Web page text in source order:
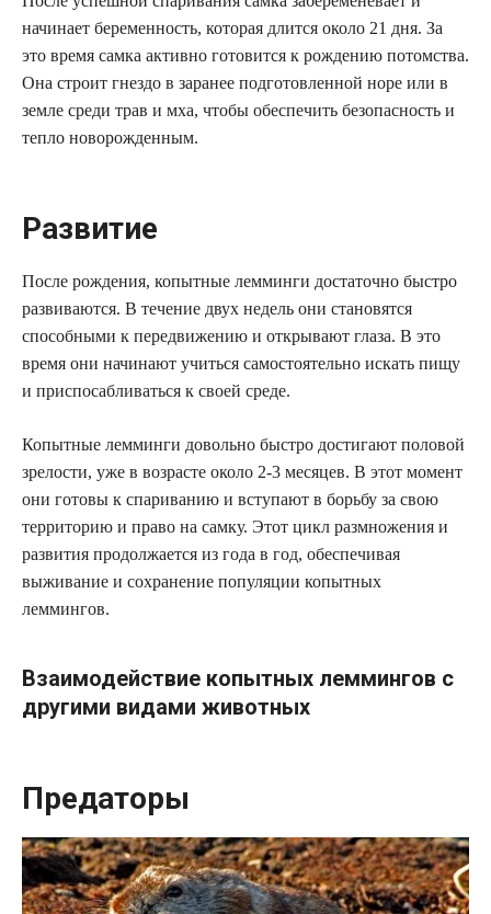
начинает беременность, которая длится около 21 дня. За
это время самка активно готовится к рождению потомства.
Она строит гнездо в заранее подготовленной норе или в
земле среди трав и мха, чтобы обеспечить безопасность и
тепло новорожденным.
Развитие
После рождения, копытные лемминги достаточно быстро
развиваются. В течение двух недель они становятся
способными к передвижению и открывают глаза. В это
время они начинают учиться самостоятельно искать пищу
и приспосабливаться к своей среде.
Копытные лемминги довольно быстро достигают половой
зрелости, уже в возрасте около 2-3 месяцев. В этот момент
они готовы к спариванию и вступают в борьбу за свою
территорию и право на самку. Этот цикл размножения и
развития продолжается из года в год, обеспечивая
выживание и сохранение популяции копытных
леммингов.
Взаимодействие копытных леммингов с
другими видами животных
Предаторы